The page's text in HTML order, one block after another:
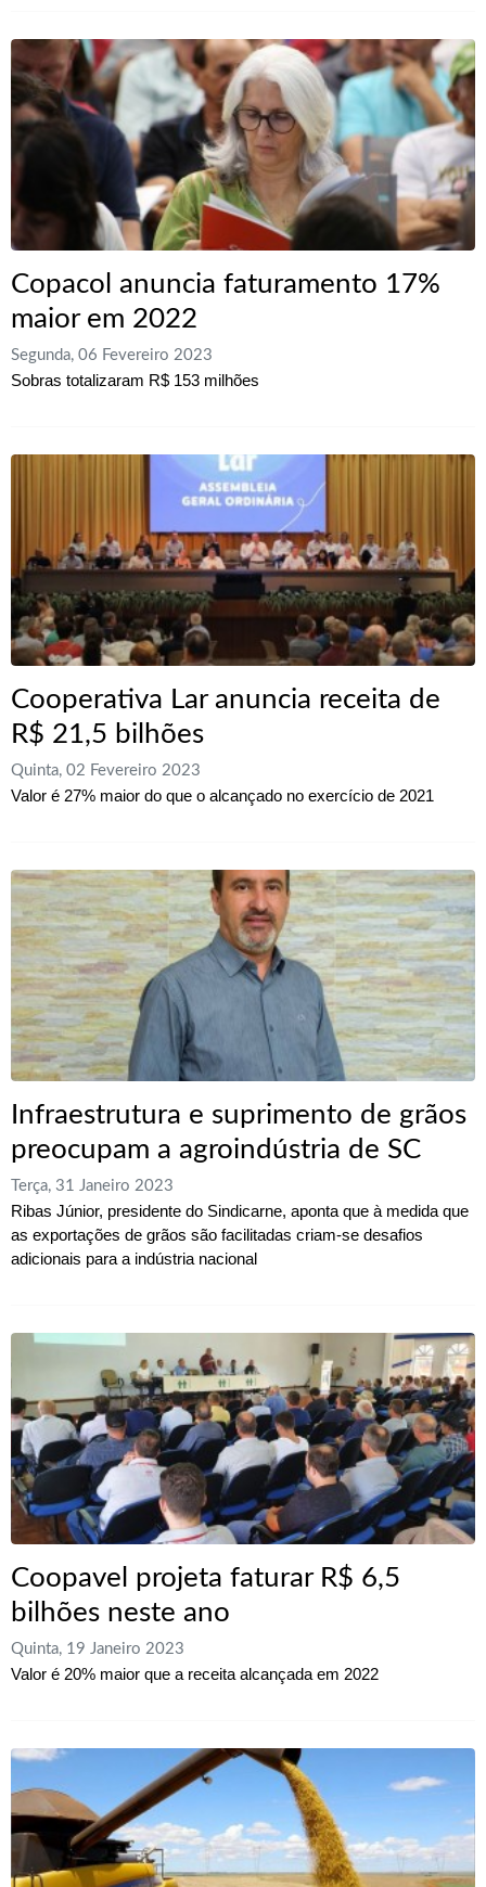
Copacol anuncia faturamento 17%
maior em 2022
Segunda, 06 Fevereiro 2023
Sobras totalizaram R$ 153 milhões
Cooperativa Lar anuncia receita de
R$ 21,5 bilhões
Quinta, 02 Fevereiro 2023
Valor é 27% maior do que o alcançado no exercício de 2021
Infraestrutura e suprimento de grãos
preocupam a agroindústria de SC
Terça, 31 Janeiro 2023
Ribas Júnior, presidente do Sindicarne, aponta que à medida que
as exportações de grãos são facilitadas criam-se desafios
adicionais para a indústria nacional
Coopavel projeta faturar R$ 6,5
bilhões neste ano
Quinta, 19 Janeiro 2023
Valor é 20% maior que a receita alcançada em 2022